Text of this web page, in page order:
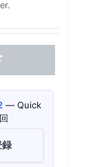
— Quick
録